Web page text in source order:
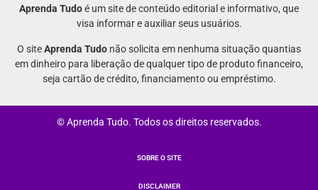
Aprenda Tudoé um site de conteúdo editorial e informativo, que
visa informar e auxiliar seus usuários.
O siteAprenda Tudo não solicita em nenhuma situação quantias
em dinheiro para liberação de qualquer tipo de produto financeiro,
seja cartão de crédito, financiamento ou empréstimo.
© Aprenda Tudo. Todos os direitos reservados.
SOBRE O SITE
DISCLAIMER